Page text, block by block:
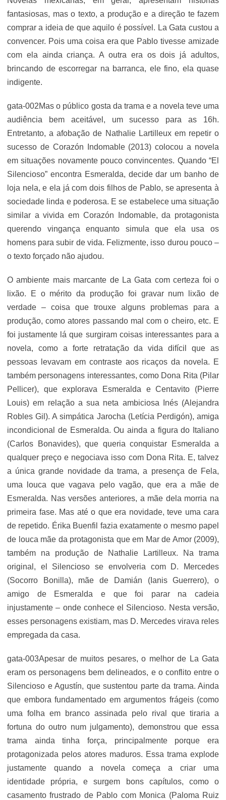
fantasiosas, mas o texto, a produção e a direção te fazem
comprar a ideia de que aquilo é possível. La Gata custou a
convencer. Pois uma coisa era que Pablo tivesse amizade
com ela ainda criança. A outra era os dois já adultos,
brincando de escorregar na barranca, ele fino, ela quase
indigente.
gata-002Mas o público gosta da trama e a novela teve uma
audiência bem aceitável, um sucesso para as 16h.
Entretanto, a afobação de Nathalie Lartilleux em repetir o
sucesso de Corazón Indomable (2013) colocou a novela
em situações novamente pouco convincentes. Quando “El
Silencioso” encontra Esmeralda, decide dar um banho de
loja nela, e ela já com dois filhos de Pablo, se apresenta à
sociedade linda e poderosa. E se estabelece uma situação
similar a vivida em Corazón Indomable, da protagonista
querendo vingança enquanto simula que ela usa os
homens para subir de vida. Felizmente, isso durou pouco –
o texto forçado não ajudou.
O ambiente mais marcante de La Gata com certeza foi o
lixão. E o mérito da produção foi gravar num lixão de
verdade – coisa que trouxe alguns problemas para a
produção, como atores passando mal com o cheiro, etc. E
foi justamente lá que surgiram coisas interessantes para a
novela, como a forte retratação da vida difícil que as
pessoas levavam em contraste aos ricaços da novela. E
também personagens interessantes, como Dona Rita (Pilar
Pellicer), que explorava Esmeralda e Centavito (Pierre
Louis) em relação a sua neta ambiciosa Inés (Alejandra
Robles Gil). A simpática Jarocha (Letícia Perdigón), amiga
incondicional de Esmeralda. Ou ainda a figura do Italiano
(Carlos Bonavides), que queria conquistar Esmeralda a
qualquer preço e negociava isso com Dona Rita. E, talvez
a única grande novidade da trama, a presença de Fela,
uma louca que vagava pelo vagão, que era a mãe de
Esmeralda. Nas versões anteriores, a mãe dela morria na
primeira fase. Mas até o que era novidade, teve uma cara
de repetido. Érika Buenfil fazia exatamente o mesmo papel
de louca mãe da protagonista que em Mar de Amor (2009),
também na produção de Nathalie Lartilleux. Na trama
original, el Silencioso se envolveria com D. Mercedes
(Socorro Bonilla), mãe de Damián (Ianis Guerrero), o
amigo de Esmeralda e que foi parar na cadeia
injustamente – onde conhece el Silencioso. Nesta versão,
esses personagens existiam, mas D. Mercedes virava reles
empregada da casa.
gata-003Apesar de muitos pesares, o melhor de La Gata
eram os personagens bem delineados, e o conflito entre o
Silencioso e Agustín, que sustentou parte da trama. Ainda
que embora fundamentado em argumentos frágeis (como
uma folha em branco assinada pelo rival que tiraria a
fortuna do outro num julgamento), demonstrou que essa
trama ainda tinha força, principalmente porque era
protagonizada pelos atores maduros. Essa trama explode
justamente quando a novela começa a criar uma
identidade própria, e surgem bons capítulos, como o
casamento frustrado de Pablo com Monica (Paloma Ruiz